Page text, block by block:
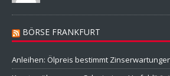
BÖRSE FRANKFURT
Anleihen: Ölpreis bestimmt